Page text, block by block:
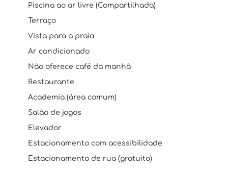
Piscina ao ar livre (Compartilhada)
Terraço
Vista para a praia
Ar condicionado
Não oferece café da manhã
Restaurante
Academia (área comum)
Salão de jogos
Elevador
Estacionamento com acessibilidade
Estacionamento de rua (gratuito)